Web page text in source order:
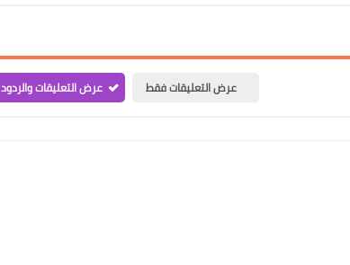
عرض التعليقات فقط عرض التعليقات والردود